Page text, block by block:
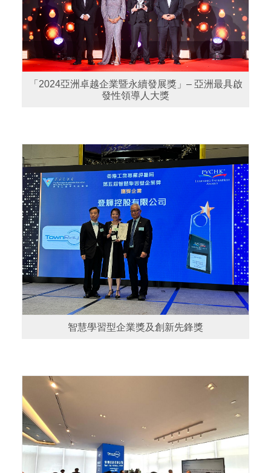
「2024亞洲卓越企業暨永續發展獎」– 亞洲最具啟
發性領導人大獎
智慧學習型企業獎及創新先鋒獎